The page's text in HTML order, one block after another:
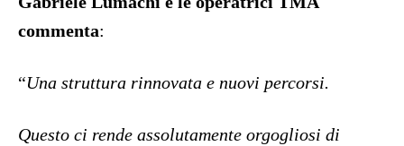
commenta:
“Una struttura rinnovata e nuovi percorsi.
Questo ci rende assolutamente orgogliosi di